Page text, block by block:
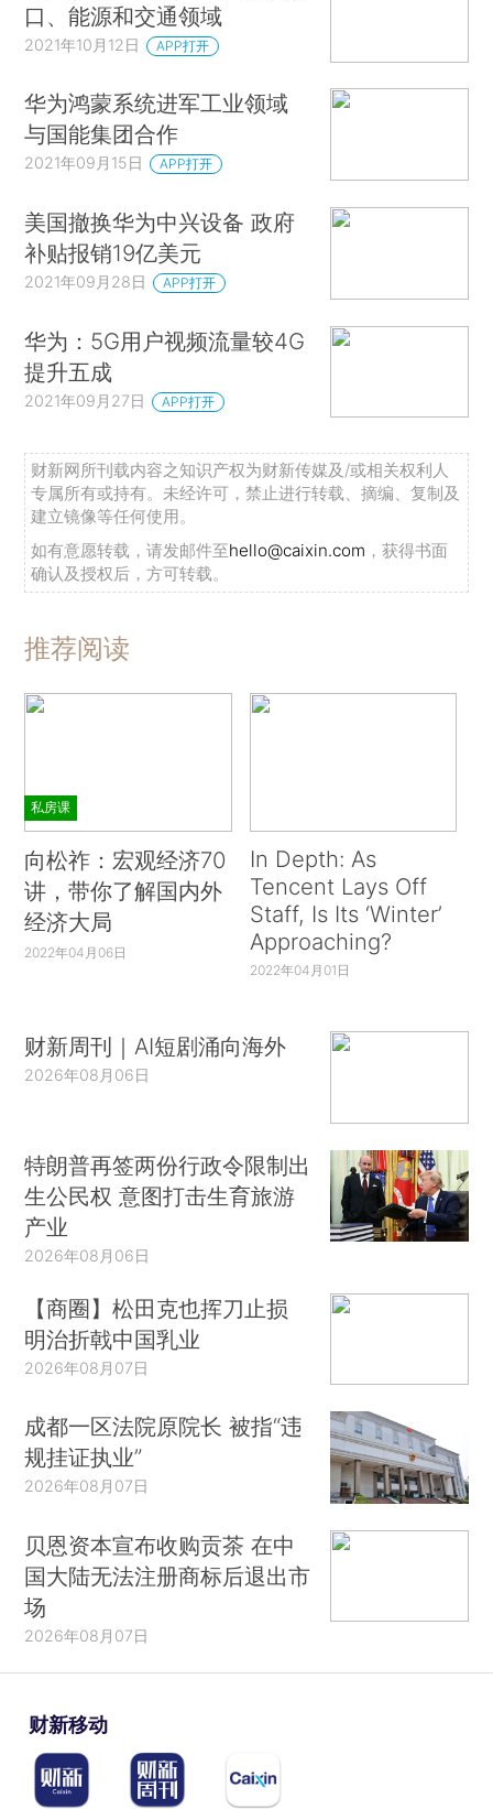
口、能源和交通领域
2021年10月12日 APP打开
华为鸿蒙系统进军工业领域
与国能集团合作
2021年09月15日 APP打开
美国撤换华为中兴设备 政府
补贴报销19亿美元
2021年09月28日 APP打开
华为：5G用户视频流量较4G
提升五成
2021年09月27日 APP打开
财新网所刊载内容之知识产权为财新传媒及/或相关权利人
专属所有或持有。未经许可，禁止进行转载、摘编、复制及
建立镜像等任何使用。
如有意愿转载，请发邮件至hello@caixin.com ，获得书面
确认及授权后，方可转载。
推荐阅读
私房课
向松祚：宏观经济70
讲，带你了解国内外
经济大局
2022年04月06日
In Depth: As
Tencent Lays Off
Staff, Is Its ‘Winter’
Approaching?
2022年04月01日
财新周刊｜AI短剧涌向海外
2026年08月06日
特朗普再签两份行政令限制出
生公民权 意图打击生育旅游
产业
2026年08月06日
【商圈】松田克也挥刀止损
明治折戟中国乳业
2026年08月07日
成都一区法院原院长 被指“违
规挂证执业”
2026年08月07日
贝恩资本宣布收购贡茶 在中
国大陆无法注册商标后退出市
场
2026年08月07日
财新移动